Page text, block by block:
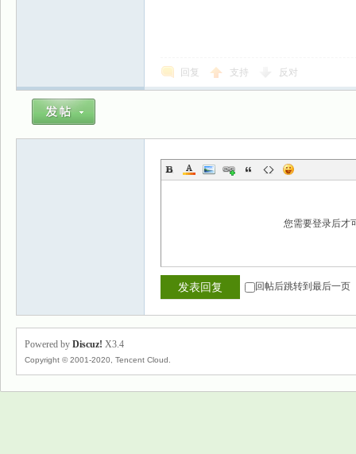
回复 支持 反对
您需要登录后才
发表回复 回帖后跳转到最后一页
Powered by Discuz! X3.4
Copyright © 2001-2020, Tencent Cloud.